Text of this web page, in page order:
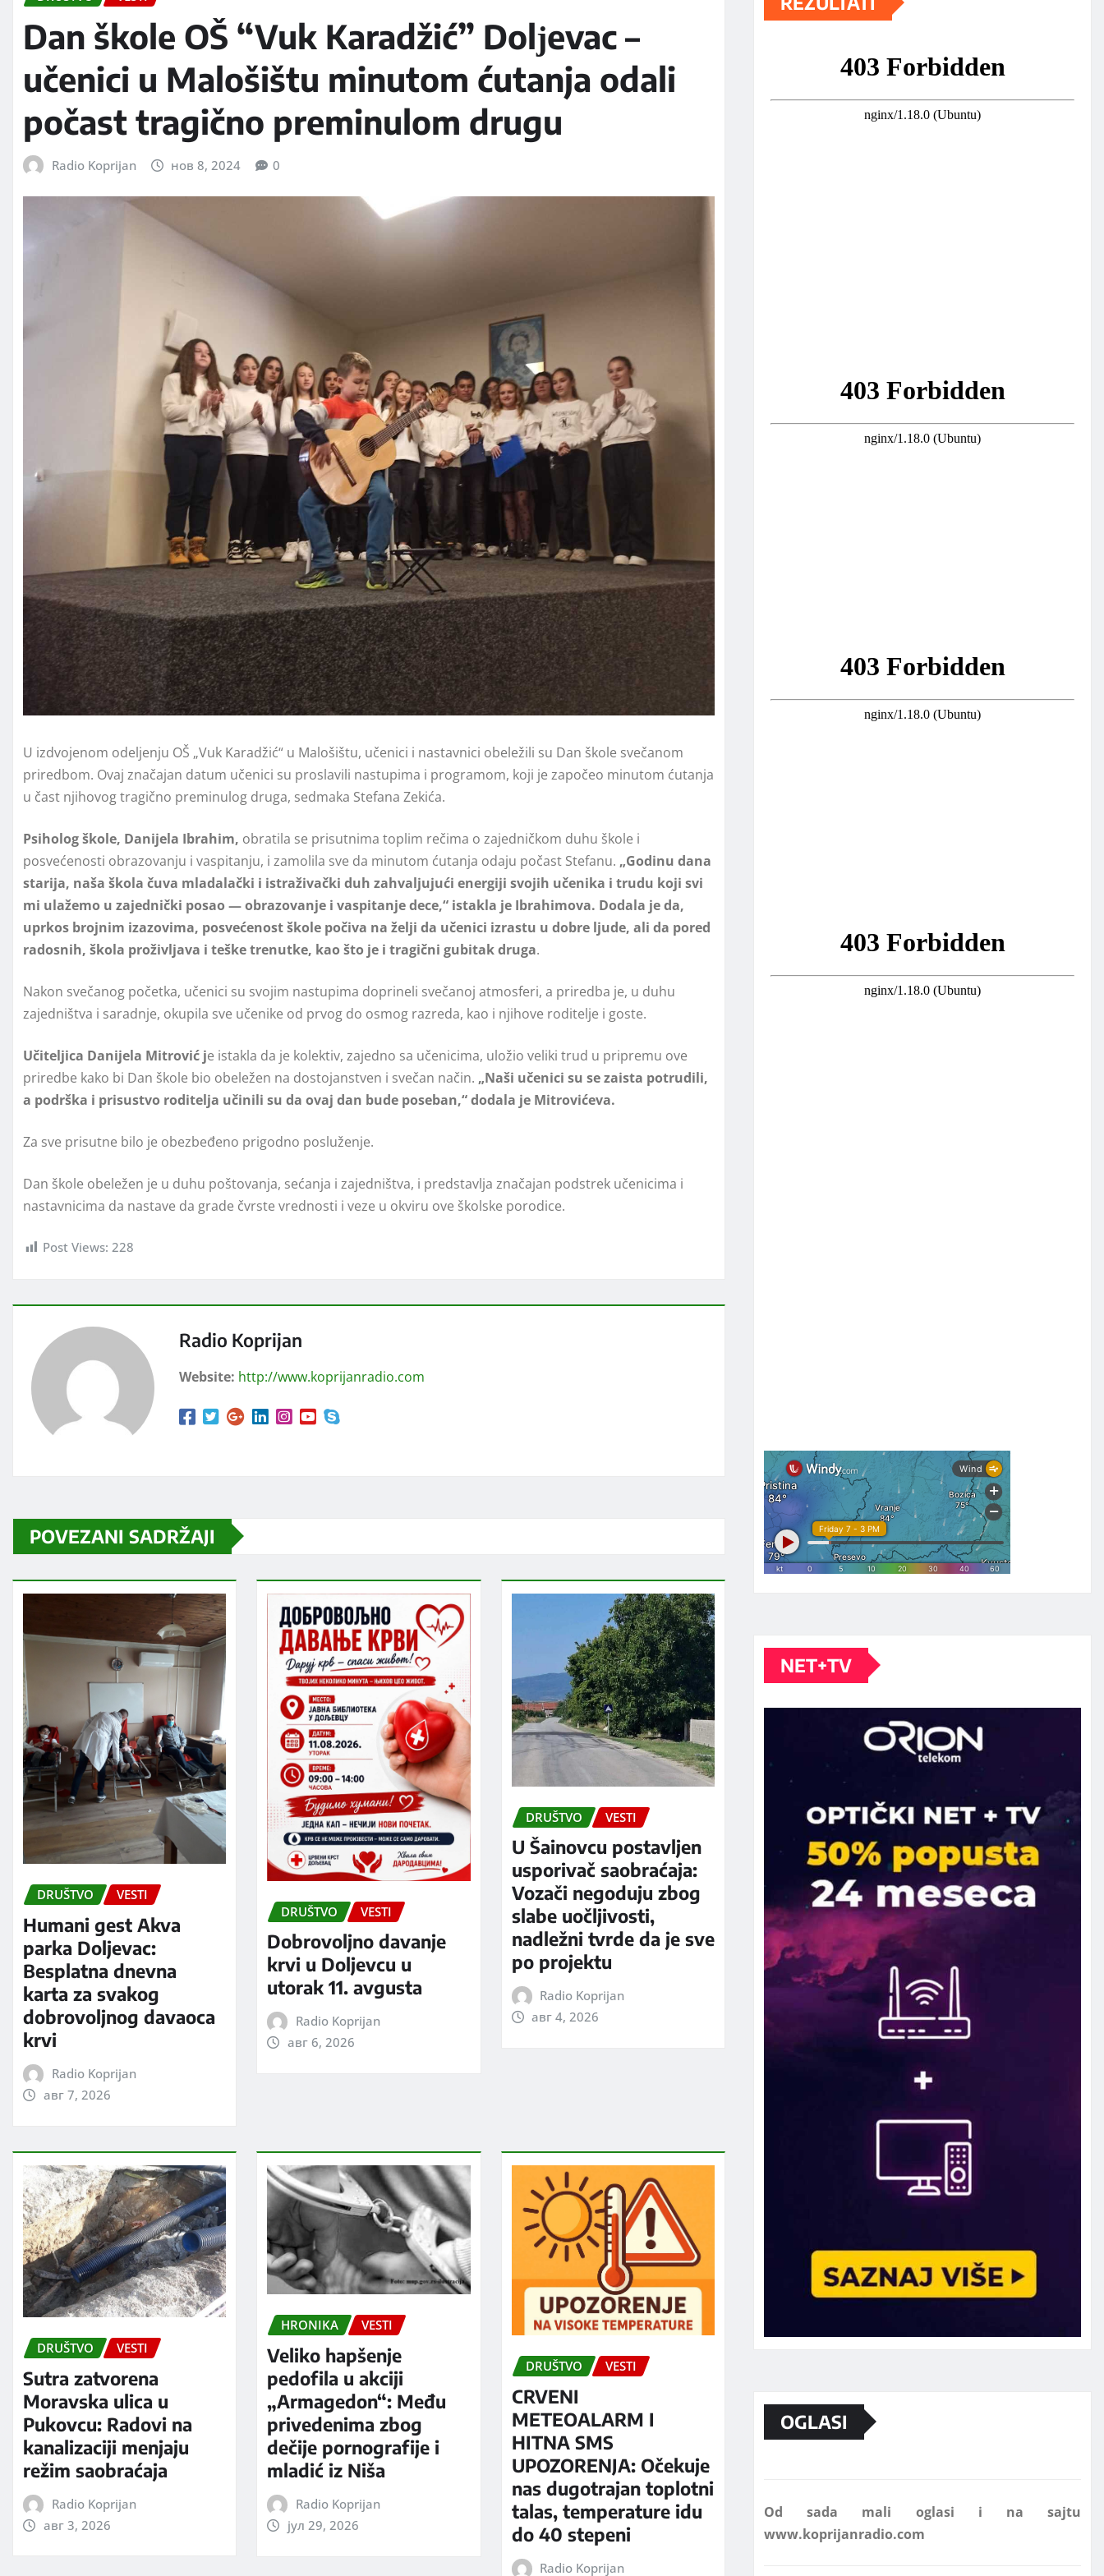
Dan škole OŠ “Vuk Karadžić” Dolјevac –
učenici u Malošištu minutom ćutanja odali
počast tragično preminulom drugu
Radio Koprijan нов 8, 2024 0
U izdvojenom odelјenju OŠ „Vuk Karadžić“ u Malošištu, učenici i nastavnici obeležili su Dan škole svečanom
priredbom. Ovaj značajan datum učenici su proslavili nastupima i programom, koji je započeo minutom ćutanja
u čast njihovog tragično preminulog druga, sedmaka Stefana Zekića.
Psiholog škole, Danijela Ibrahim, obratila se prisutnima toplim rečima o zajedničkom duhu škole i
posvećenosti obrazovanju i vaspitanju, i zamolila sve da minutom ćutanja odaju počast Stefanu. „Godinu dana
starija, naša škola čuva mladalački i istraživački duh zahvalјujući energiji svojih učenika i trudu koji svi
mi ulažemo u zajednički posao — obrazovanje i vaspitanje dece,“ istakla je Ibrahimova. Dodala je da,
uprkos brojnim izazovima, posvećenost škole počiva na želјi da učenici izrastu u dobre lјude, ali da pored
radosnih, škola proživlјava i teške trenutke, kao što je i tragični gubitak druga.
Nakon svečanog početka, učenici su svojim nastupima doprineli svečanoj atmosferi, a priredba je, u duhu
zajedništva i saradnje, okupila sve učenike od prvog do osmog razreda, kao i njihove roditelјe i goste.
Učitelјica Danijela Mitrović je istakla da je kolektiv, zajedno sa učenicima, uložio veliki trud u pripremu ove
priredbe kako bi Dan škole bio obeležen na dostojanstven i svečan način. „Naši učenici su se zaista potrudili,
a podrška i prisustvo roditelјa učinili su da ovaj dan bude poseban,“ dodala je Mitrovićeva.
Za sve prisutne bilo je obezbeđeno prigodno posluženje.
Dan škole obeležen je u duhu poštovanja, sećanja i zajedništva, i predstavlјa značajan podstrek učenicima i
nastavnicima da nastave da grade čvrste vrednosti i veze u okviru ove školske porodice.
Post Views: 228
Radio Koprijan
Website: http://www.koprijanradio.com
POVEZANI SADRŽAJI
DRUŠTVO VESTI
Humani gest Akva
parka Doljevac:
Besplatna dnevna
karta za svakog
dobrovoljnog davaoca
krvi
Radio Koprijan
авг 7, 2026
DRUŠTVO VESTI
Dobrovoljno davanje
krvi u Doljevcu u
utorak 11. avgusta
Radio Koprijan
авг 6, 2026
DRUŠTVO VESTI
U Šainovcu postavljen
usporivač saobraćaja:
Vozači negoduju zbog
slabe uočljivosti,
nadležni tvrde da je sve
po projektu
Radio Koprijan
авг 4, 2026
DRUŠTVO VESTI
Sutra zatvorena
Moravska ulica u
Pukovcu: Radovi na
kanalizaciji menjaju
režim saobraćaja
Radio Koprijan
авг 3, 2026
HRONIKA VESTI
Veliko hapšenje
pedofila u akciji
„Armagedon“: Među
privedenima zbog
dečije pornografije i
mladić iz Niša
Radio Koprijan
јул 29, 2026
DRUŠTVO VESTI
CRVENI
METEOALARM I
HITNA SMS
UPOZORENJA: Očekuje
nas dugotrajan toplotni
talas, temperature idu
do 40 stepeni
Radio Koprijan
NET+TV
OGLASI
Marketing telefon 062 463 002